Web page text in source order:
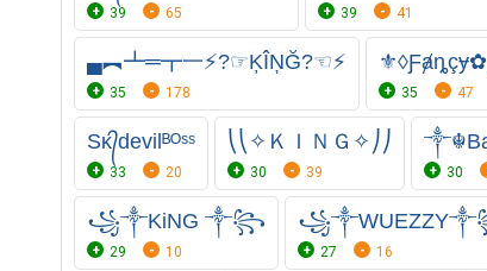
39 65 39 41
▄︻┻═┳一⚡?☞ĶÎŅĞ?☜⚡
35 178 35 47
Sᴋ᭄devilᴮᴼˢˢ
33 20
⎝⎝✧ＫＩＮＧ✧⎠⎠
30 39 30
꧁༒KiNG ༒꧂
29 10 27 16